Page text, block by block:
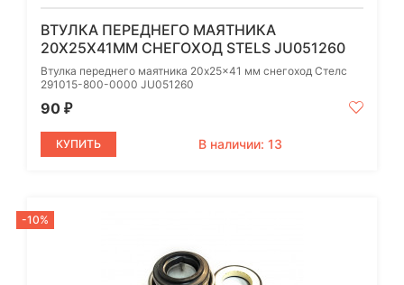
ВТУЛКА ПЕРЕДНЕГО МАЯТНИКА
20X25X41ММ СНЕГОХОД STELS JU051260
Втулка переднего маятника 20x25x41 мм снегоход Стелс
291015-800-0000 JU051260
90 ₽
КУПИТЬ В наличии: 13
-10%